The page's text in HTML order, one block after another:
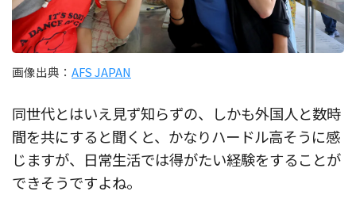
画像出典： AFS JAPAN
同世代とはいえ見ず知らずの、しかも外国人と数時
間を共にすると聞くと、かなりハードル高そうに感
じますが、日常生活では得がたい経験をすることが
できそうですよね。